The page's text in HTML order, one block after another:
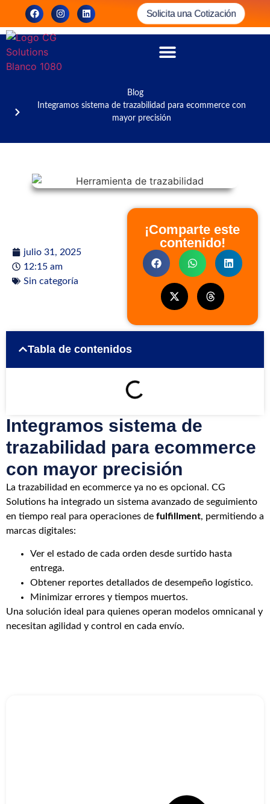
Solicita una Cotización
Blog
Integramos sistema de trazabilidad para ecommerce con
mayor precisión
julio 31, 2025
12:15 am
Sin categoría
¡Comparte este
contenido!
Tabla de contenidos
Integramos sistema de
trazabilidad para ecommerce
con mayor precisión
La trazabilidad en ecommerce ya no es opcional. CG
Solutions ha integrado un sistema avanzado de seguimiento
en tiempo real para operaciones de fulfillment, permitiendo a
marcas digitales:
Ver el estado de cada orden desde surtido hasta
entrega.
Obtener reportes detallados de desempeño logístico.
Minimizar errores y tiempos muertos.
Una solución ideal para quienes operan modelos omnicanal y
necesitan agilidad y control en cada envío.